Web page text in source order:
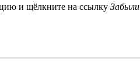
и щёлкните на ссылку